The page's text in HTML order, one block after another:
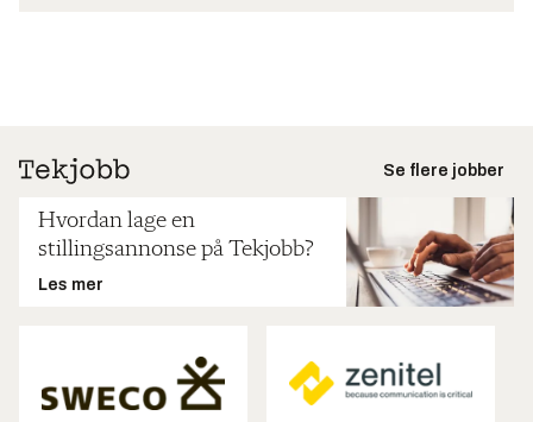
Se flere jobber
Hvordan lage en
stillingsannonse på Tekjobb?
Les mer